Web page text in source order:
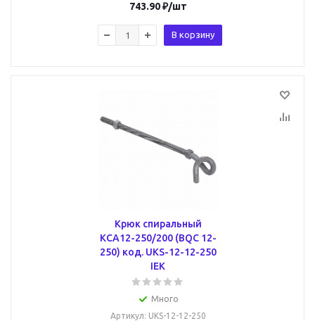
743.90₽/шт
В корзину
Крюк спиральный
КСА12-250/200 (BQC 12-
250) код. UKS-12-12-250
IEK
Много
Артикул: UKS-12-12-250